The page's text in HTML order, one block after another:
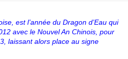
est l’année du Dragon d’Eau qui
avec le Nouvel An Chinois, pour
laissant alors place au signe